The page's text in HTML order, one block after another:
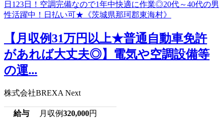
【月収例31万円以上★普通自動車免許
があれば大丈夫◎】電気や空調設備等
の運...
株式会社BREXA Next
給与 月収例320,000円